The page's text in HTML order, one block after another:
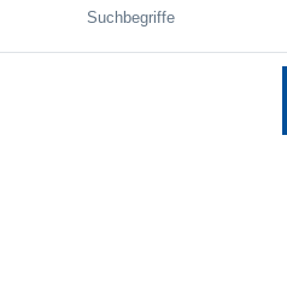
Suchbegriffe